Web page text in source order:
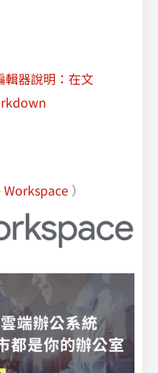
器說明：在文
Workspace ）